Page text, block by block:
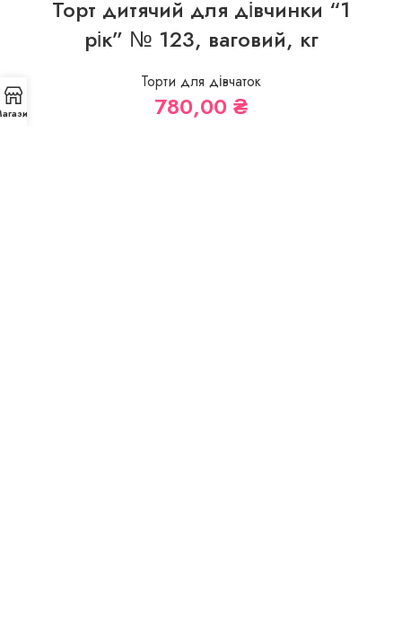
Торт дитячий для дівчинки “1
рік” № 123, ваговий, кг
Торти для дівчаток
780,00 ₴